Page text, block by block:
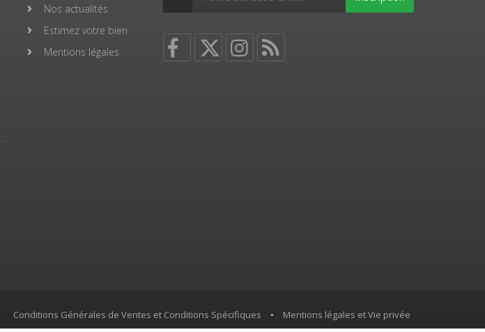
Nos actualités
Estimez votre bien
Mentions légales
Conditions Générales de Ventes et Conditions Spécifiques • Mentions légales et Vie privée